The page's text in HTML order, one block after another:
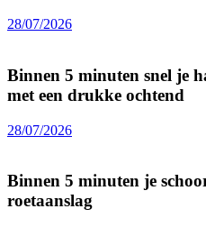
28/07/2026
Binnen 5 minuten snel je
met een drukke ochtend
28/07/2026
Binnen 5 minuten je
roetaanslag